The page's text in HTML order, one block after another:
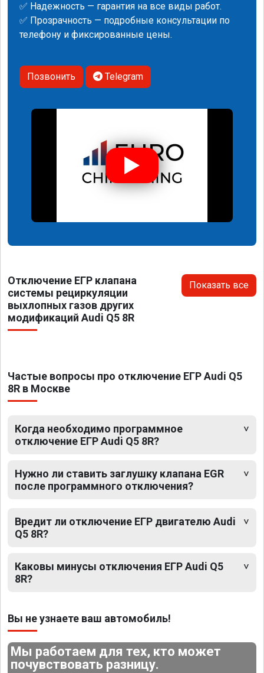
✅ Надежность — гарантия на все виды работ.
✅ Прозрачность — подробные консультации по
телефону и фиксированные цены.
Позвонить Telegram
Отключение ЕГР клапана
системы рециркуляции
выхлопных газов других
модификаций Audi Q5 8R
Показать все
Частые вопросы про отключение ЕГР Audi Q5
8R в Москве
Когда необходимо программное
отключение ЕГР Audi Q5 8R?
Нужно ли ставить заглушку клапана EGR
после программного отключения?
Вредит ли отключение ЕГР двигателю Audi
Q5 8R?
Каковы минусы отключения ЕГР Audi Q5
8R?
Вы не узнаете ваш автомобиль!
Мы работаем для тех, кто может
почувствовать разницу.